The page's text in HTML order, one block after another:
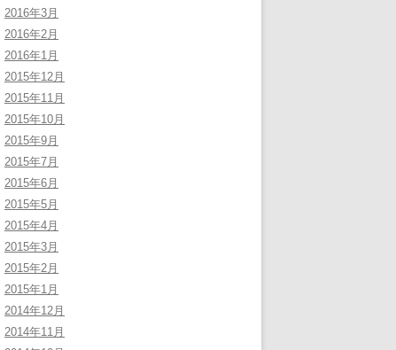
2016年3月
2016年2月
2016年1月
2015年12月
2015年11月
2015年10月
2015年9月
2015年7月
2015年6月
2015年5月
2015年4月
2015年3月
2015年2月
2015年1月
2014年12月
2014年11月